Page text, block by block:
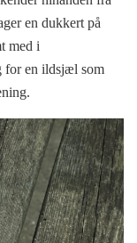
en dukkert på
med i
for en ildsjæl som